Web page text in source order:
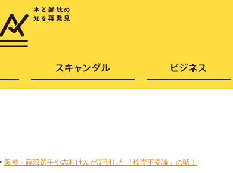
阪神・藤浪選手や志村けんが証明した「検査不要論」の嘘！
芸能・エンタメ